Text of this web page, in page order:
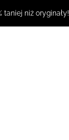
taniej niż oryginały!